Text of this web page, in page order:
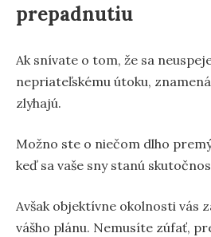
prepadnutiu
Ak snívate o tom, že sa
nepriateľskému útoku,
zlyhajú.
Možno ste o niečom dlho
keď sa vaše sny stanú
Avšak objektívne okolnosti vás
vášho plánu. Nemusíte zúfať,